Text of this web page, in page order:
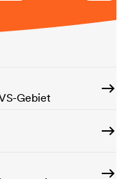
Gebiet